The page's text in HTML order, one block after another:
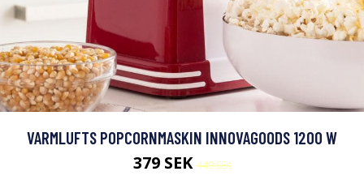
VARMLUFTS POPCORNMASKIN INNOVAGOODS 1200 W
379 SEK449 SEK